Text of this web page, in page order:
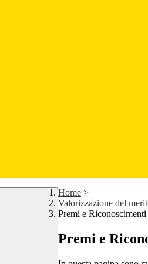
Home >
Valorizzazione del
Premi e Riconoscimenti
Premi e